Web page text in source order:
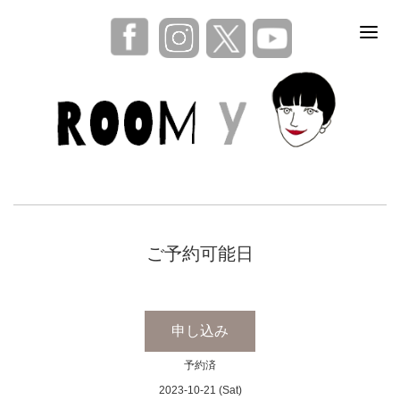
ご予約可能日
申し込み
予約済
2023-10-21 (Sat)